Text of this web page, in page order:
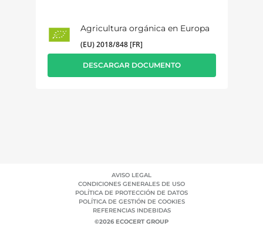
Agricultura orgánica en Europa
(EU) 2018/848 [FR]
DESCARGAR DOCUMENTO
AVISO LEGAL
CONDICIONES GENERALES DE USO
POLÍTICA DE PROTECCIÓN DE DATOS
POLÍTICA DE GESTIÓN DE COOKIES
REFERENCIAS INDEBIDAS
©2026 ECOCERT GROUP